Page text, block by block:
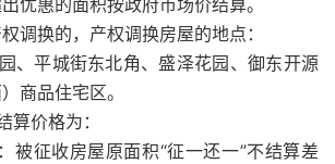
优惠的面积按政府市场价结算。
调换的，产权调换房屋的地点：
、平城街东北角、盛泽花园、御东开源
商品住宅区。
算价格为：
被征收房屋原面积“征一还一”不结算差